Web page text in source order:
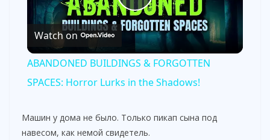
P
l
a
y
Watch on
ABANDONED BUILDINGS & FORGOTTEN
SPACES: Horror Lurks in the Shadows!
Машин у дома не было. Только пикап сына под
навесом, как немой свидетель.